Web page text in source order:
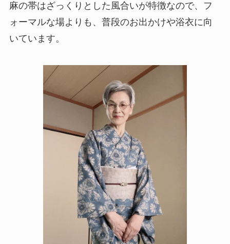
麻の帯はざっくりとした風合いが特徴なので、フ
ォーマルな場よりも、普段のお出かけや浴衣に向
いています。